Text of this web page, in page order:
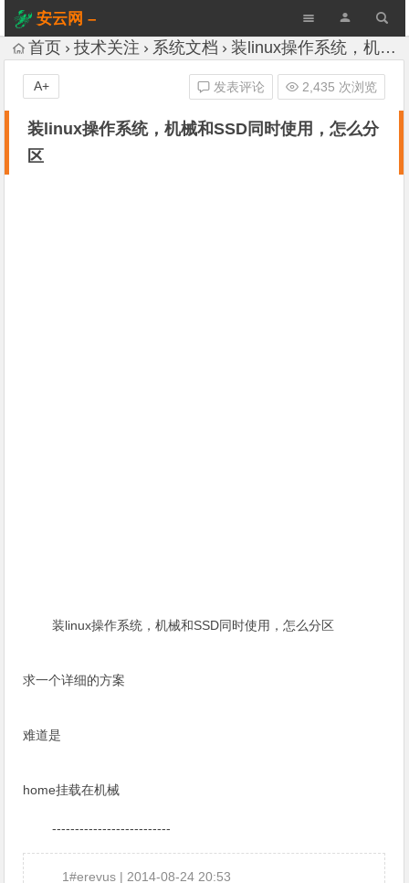
安云网 –
AnYun.ORG
首页 技术关注 系统文档 装linux操作系统，机械和SSD同时使用，怎么分区
装linux操作系统，机械和SSD同时使用，怎么分
区
发表评论 2,435 次浏览
A+
装linux操作系统，机械和SSD同时使用，怎么分区
求一个详细的方案
难道是
home挂载在机械
--------------------------
1#erevus | 2014-08-24 20:53